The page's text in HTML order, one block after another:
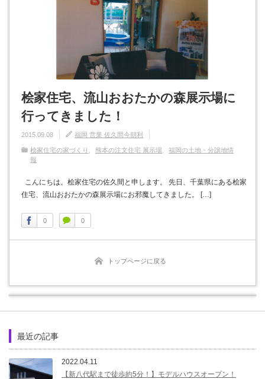
桧家住宅、流山おおたかの森展示場に
行ってきました！
2015.09.08 福岡 営業 佐久間今朝利
桧家住宅の家づくり 熊本の注文住宅 展示場
福岡の土地・分譲地情
報
こんにちは。桧家住宅の佐久間と申します。 先日、千葉県にある桧家
住宅、流山おおたかの森展示場にお邪魔してきました。 […]
0 0
トップページに戻る
最近の記事
2022.04.11
【新八代駅まで徒歩約5分！】モデルハウスオープン！